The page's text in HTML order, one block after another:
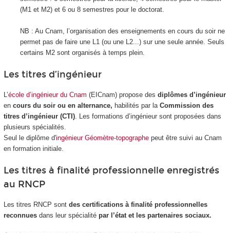
(M1 et M2) et 6 ou 8 semestres pour le doctorat.
NB : Au Cnam, l’organisation des enseignements en cours du soir ne
permet pas de faire une L1 (ou une L2...) sur une seule année. Seuls
certains M2 sont organisés à temps plein.
Les titres d’ingénieur
L’école d’ingénieur du Cnam (EICnam) propose des diplômes d’ingénieur
en cours du soir ou en alternance, habilités par la Commission des
titres d’ingénieur (CTI). Les formations d’ingénieur sont proposées dans
plusieurs spécialités.
Seul le diplôme d'ingénieur Géomètre-topographepeut être suivi au Cnam
en formation initiale.
Les titres à finalité professionnelle enregistrés
au RNCP
Les titres RNCP sont des certifications à finalité professionnelles
reconnuesdans leur spécialité par l’état et les partenaires sociaux.